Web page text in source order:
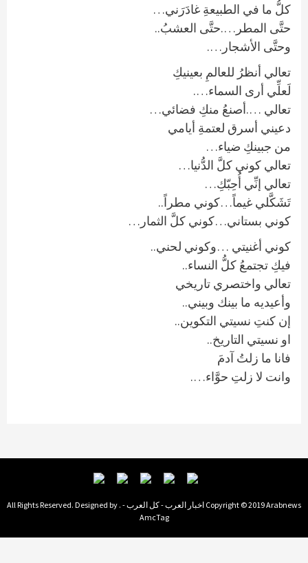
كلُّ ما في الطبيعةِ غادَرَني…
حتَّى المطر….حتَّى العشبُ..
وحتَّى الأشجار….
تعالي أنظرُ للعالمِ بعينيكِ
لَعلِّي أرى السماء….
تعالي ….أصنعُ منكِ فضائي…
دعيني أسرق لعتمةِ أيامي
من جبينكِ ضياء…
تعالي كوني كلَّ الدُّنيا…
تعالي إنِّي أُحِبّكِ…
تَشَكَّلي غيماً…كوني مطراً..
كوني بستاني…كوني كلَّ الثمار…
كوني أغنيتي …وكوني لحني..
فيكِ تجتمعُ كلُّ النساء..
تعالي واختصري تاريخي
وأعيديه ما بينك وبيني..
إن كنتِ نسيتي التكوين..
او نسيتي التاريخ..
فانا ما زلتُ آدمَ
وانت لا زلتِ حوَّاء….
Copyright © 2019 Arabnews اخبار العرب - كل العرب - . All Rights Reserved. Designed by
AmcTag